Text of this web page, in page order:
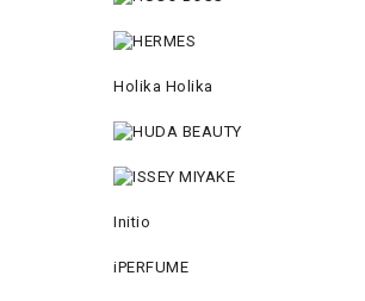
Holika Holika
Initio
iPERFUME